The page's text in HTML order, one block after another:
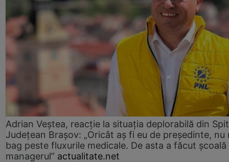
Adrian Veștea, reacție la situația deplorabilă din
Județean Brașov: „Oricât aș fi eu de președinte, nu
bag peste fluxurile medicale. De asta a făcut școală
managerul” actualitate.net